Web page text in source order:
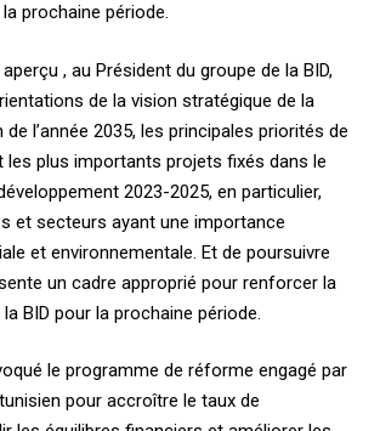
prochaine période.
, au Président du groupe de la BID,
de la vision stratégique de la
de l’année 2035, les principales priorités de
les plus importants projets fixés dans le
2023-2025, en particulier,
et secteurs ayant une importance
et environnementale. Et de poursuivre
un cadre approprié pour renforcer la
BID pour la prochaine période.
le programme de réforme engagé par
pour accroître le taux de